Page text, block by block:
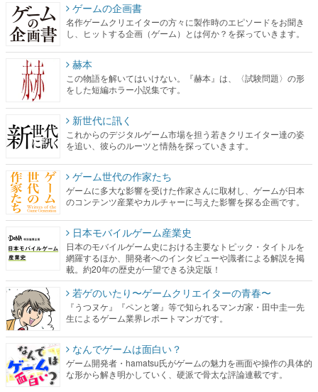
ゲームの企画書
名作ゲームクリエイターの方々に製作時のエピソードをお聞き
し、ヒットする企画（ゲーム）とは何か？を探っていきます。
赫本
この物語を解いてはいけない。『赫本』は、〈試験問題〉の形
をした短編ホラー小説集です。
新世代に訊く
これからのデジタルゲーム市場を担う若きクリエイター達の姿
を追い、彼らのルーツと情熱を探っていきます。
ゲーム世代の作家たち
ゲームに多大な影響を受けた作家さんに取材し、ゲームが日本
のコンテンツ産業やカルチャーに与えた影響を探る企画です。
日本モバイルゲーム産業史
日本のモバイルゲーム史における主要なトピック・タイトルを
網羅するほか、開発者へのインタビューや識者による解説を掲
載。約20年の歴史が一望できる決定版！
若ゲのいたり〜ゲームクリエイターの青春〜
『うつヌケ』『ペンと箸』等で知られるマンガ家・田中圭一先
生によるゲーム業界レポートマンガです。
なんでゲームは面白い？
ゲーム開発者・hamatsu氏がゲームの魅力を画面や操作の具体的
な形から解き明かしていく、硬派で骨太な評論連載です。